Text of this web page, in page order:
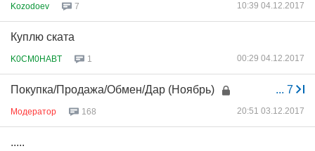
Kozodoev 7 10:39 04.12.2017
Куплю ската
K0CM0HABT 1 00:29 04.12.2017
... 7
Покупка/Продажа/Обмен/Дар (Ноябрь)
Модератор 168 20:51 03.12.2017
.....